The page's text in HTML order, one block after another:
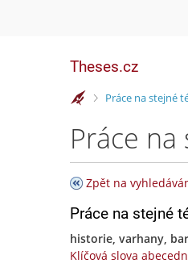
Theses.cz
>Práce na stejné
Práce
Zpět na
Práce na stejné
historie, varhany,
Klíčová slova